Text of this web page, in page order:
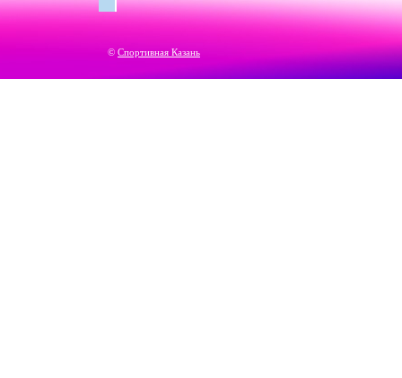
© Спортивная Казань